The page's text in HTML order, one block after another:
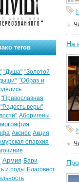
На
тегов
"Душа" "Золотой
"Образ и
"Православная
"Радость веры"
Аборигены
Аксиос Акция
епархия
Армия Бари
и роды Благовест